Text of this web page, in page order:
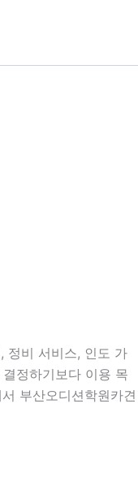
정비 서비스, 인도 가
정하기보다 이용 목
부산오디션학원카견